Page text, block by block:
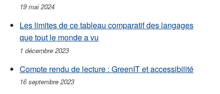
19 mai 2024
Les limites de ce tableau comparatif des langages
que tout le monde a vu
1 décembre 2023
Compte rendu de lecture : GreenIT et accessibilité
16 septembre 2023